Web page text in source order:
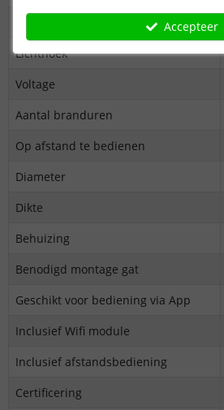
Lichthoek
Voltage
Aantal branduren
Op afstand te bedienen
Diameter
Dikte
Behuizing
Benodigd montage gat
Geschikt voor bediening via App
Inclusief Wifi module
Inclusief afstandsbediening
Certificering
Accepteer